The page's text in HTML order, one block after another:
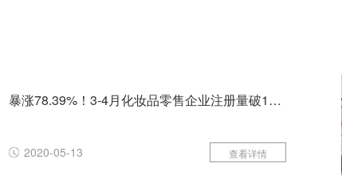
暴涨78.39%！3-4月化妆品零售企业注册量破10万
2020-05-13 查看详情